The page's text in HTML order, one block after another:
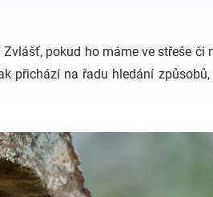
pokud ho máme ve střeše či
přichází na řadu hledání